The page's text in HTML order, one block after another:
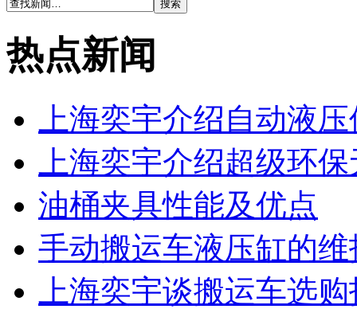
热点新闻
上海奕宇介绍自动液
上海奕宇介绍超级环
油桶夹具性能及优点
手动搬运车液压缸的
上海奕宇谈搬运车选